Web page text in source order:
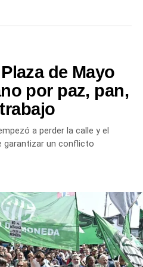
de Mayo
por paz, pan,
a perder la calle y el
garantizar un conflicto